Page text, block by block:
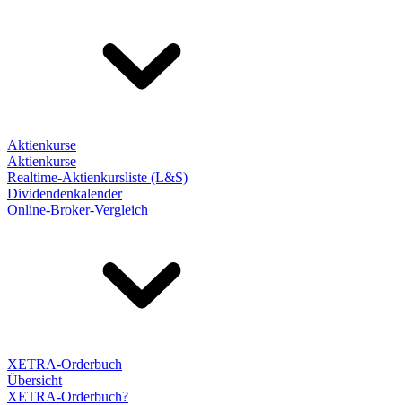
Aktienkurse
Aktienkurse
Realtime-Aktienkursliste (L&S)
Dividendenkalender
Online-Broker-Vergleich
XETRA-Orderbuch
Übersicht
XETRA-Orderbuch?